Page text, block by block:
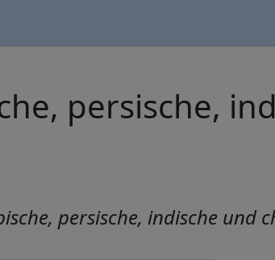
persische,
persische, indische und